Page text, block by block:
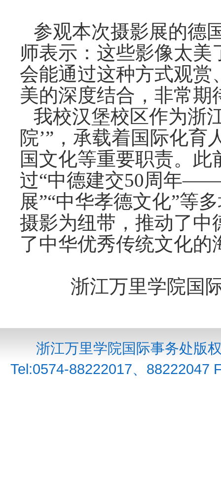
参观本次摄影展的德
师表示： 这些影像太美
会能通过这种方式观赏
美的深度结合，非常期
我校汉堡校区作为浙
院’”，承载着国 际化育
国文化等重要职责。此
过“中德建交50周年——
展”“中华孝德文化”等多
摄影为纽带 ，推动了中
了中华优秀传统文化的
浙江万里学院国
浙江万里学院国际事务处版
Tel:0574-88222017、88222047